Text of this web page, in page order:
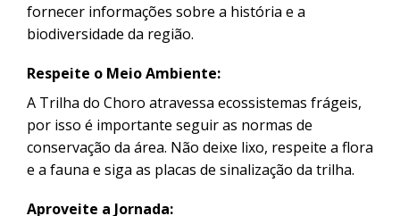
fornecer informações sobre a história e a
biodiversidade da região.
Respeite o Meio Ambiente:
A Trilha do Choro atravessa ecossistemas frágeis,
por isso é importante seguir as normas de
conservação da área. Não deixe lixo, respeite a flora
e a fauna e siga as placas de sinalização da trilha.
Aproveite a Jornada: